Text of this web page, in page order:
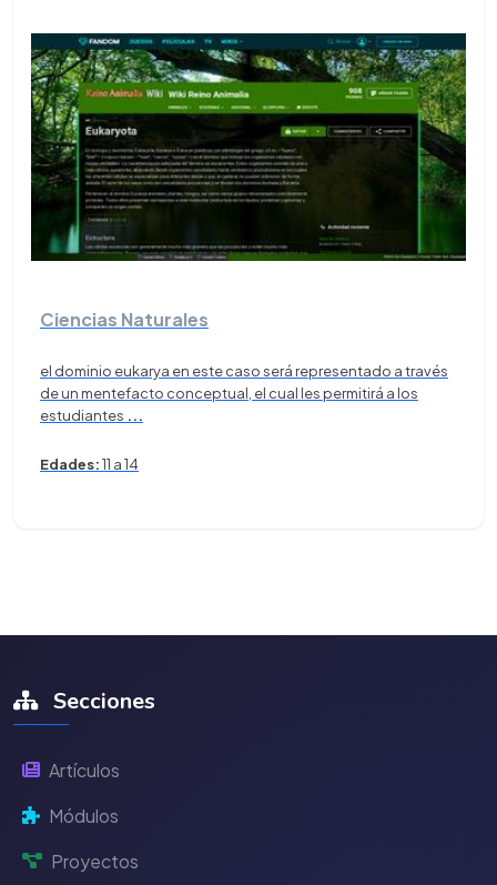
Ciencias Naturales
el dominio eukarya en este caso será representado a través
de un mentefacto conceptual, el cual les permitirá a los
estudiantes ...
Edades:11 a 14
Secciones
Artículos
Módulos
Proyectos